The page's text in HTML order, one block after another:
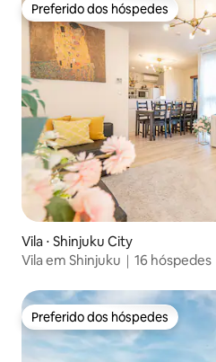
Preferido dos hóspedes
Preferido dos hóspedes
Vila ⋅ Shinjuku City
Vila em Shinjuku｜16
Preferido dos hóspedes
Preferido dos hóspedes